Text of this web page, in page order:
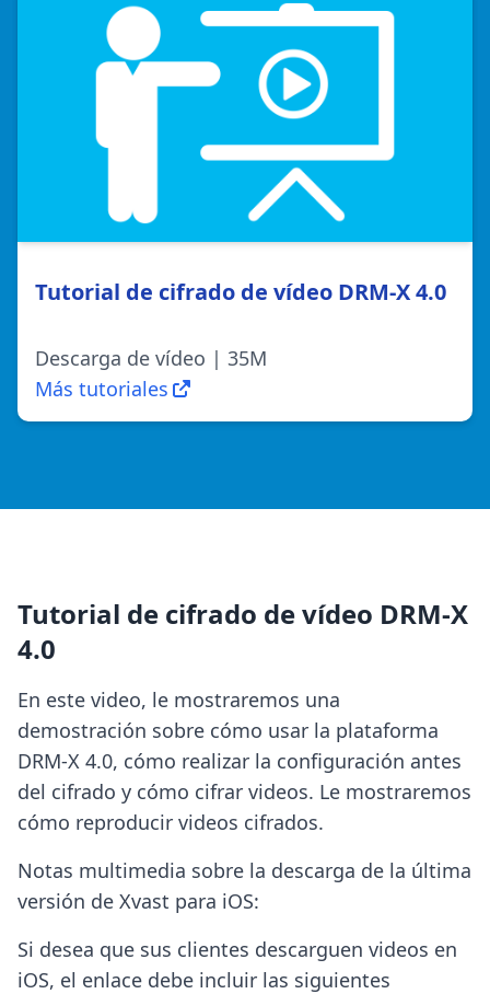
Tutorial de cifrado de vídeo DRM-X 4.0
Descarga de vídeo | 35M
Más tutoriales
Tutorial de cifrado de vídeo DRM-X
4.0
En este video, le mostraremos una
demostración sobre cómo usar la plataforma
DRM-X 4.0, cómo realizar la configuración antes
del cifrado y cómo cifrar videos. Le mostraremos
cómo reproducir videos cifrados.
Notas multimedia sobre la descarga de la última
versión de Xvast para iOS:
Si desea que sus clientes descarguen videos en
iOS, el enlace debe incluir las siguientes